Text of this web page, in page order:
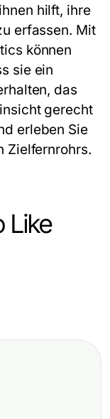
hilft, ihre
erfassen. Mit
können
sie ein
das
gerecht
erleben Sie
Zielfernrohrs.
Like
im Jahr
Die